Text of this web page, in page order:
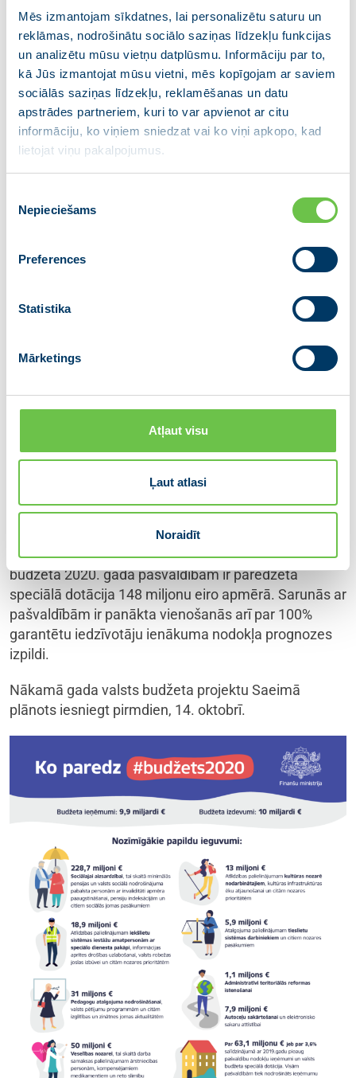
Mēs izmantojam sīkdatnes, lai personalizētu saturu un
reklāmas, nodrošinātu sociālo saziņas līdzekļu funkcijas
un analizētu mūsu vietņu datplūsmu. Informāciju par to,
kā Jūs izmantojat mūsu vietni, mēs kopīgojam ar saviem
sociālās saziņas līdzekļu, reklamēšanas un datu
apstrādes partneriem, kuri to var apvienot ar citu
informāciju, ko viņiem sniedzat vai ko viņi apkopo, kad
lietojat viņu pakalpojumus.
izvēle
Nepieciešams
Preferences
Statistika
Mārketings
Atļaut visu
Ļaut atlasi
Noraidīt
Papildu 1,1 miljons eiro piešķirts Administratīvi
teritoriālās reformas īstenošanai.
Budžeta sagatavošanas procesā notika diskusijas arī
ar valdības sociālajiem un sadarbības partneriem, kā
arī ar nozaru asociācijām un pašvaldībām. Sarunu
savienības (LPS) vienošanās un domstarpību
pašvaldībām tiek nodrošināts stabils reģionālā
griezumā sabalansēts finansējums, nodrošinot, ka
visām pašvaldībām pēc finanšu izlīdzināšanas ir
ieņēmumu pieaugums. 2020. gada budžetā
pašvaldībām plānoti nodokļu ieņēmumi kopā ar
speciālo dotāciju 18,8% apmērā no kopbudžeta.
Tāpat 2020. gadā pašvaldībām to funkciju veikšanai
nodrošināts finansējuma pieaugums par 63,1 miljonu
eiro jeb 3,6% salīdzinājumā ar 2019. gadu. Valsts
budžetā 2020. gadā pašvaldībām ir paredzēta
speciālā dotācija 148 miljonu eiro apmērā. Sarunās ar
pašvaldībām ir panākta vienošanās arī par 100%
garantētu iedzīvotāju ienākuma nodokļa prognozes
izpildi.
Nākamā gada valsts budžeta projektu Saeimā
plānots iesniegt pirmdien, 14. oktobrī.